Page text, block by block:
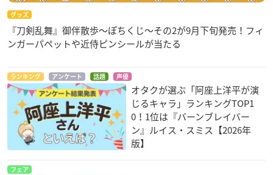
グッズ
『刀剣乱舞』御伴散歩～ぽちくじ～その2が9月下旬発売！フィ
ンガーパペットや近侍ピンシールが当たる
ランキング アンケート 話題 声優
オタクが選ぶ「阿座上洋平が演
じるキャラ」ランキングTOP1
0！1位は『バーンブレイバー
ン』ルイス・スミス【2026年
版】
フェア